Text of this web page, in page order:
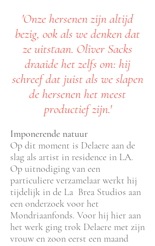
'Onze hersenen zijn altijd
bezig, ook als we denken dat
ze uitstaan. Oliver Sacks
draaide het zelfs om: hij
schreef dat juist als we slapen
de hersenen het meest
productief zijn.'
Imponerende natuur
Op dit moment is Delaere aan de
slag als artist in residence in LA.
Op uitnodiging van een
particuliere verzamelaar werkt hij
tijdelijk in de La Brea Studios aan
een onderzoek voor het
Mondriaanfonds. Voor hij hier aan
het werk ging trok Delaere met zijn
vrouw en zoon eerst een maand